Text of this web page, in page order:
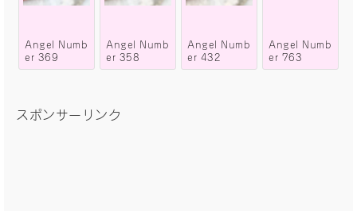
Angel Numb
er 369
Angel Numb
er 358
Angel Numb
er 432
Angel Numb
er 763
スポンサーリンク